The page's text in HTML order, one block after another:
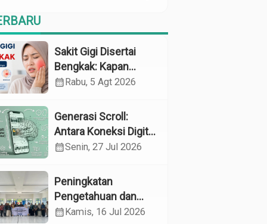
Anemia
Sakit Gigi Disertai
Bengkak: Kapan
Harus Khawatir dan
Dilakukan?
calendar_monthRabu, 5 Agt 2026
Generasi Scroll:
Antara Koneksi Digital
dan Kerapuhan
calendar_monthSenin, 27 Jul 2026
Peningkatan
Pengetahuan dan
Perilaku Pemeliharaan
calendar_monthKamis, 16 Jul 2026